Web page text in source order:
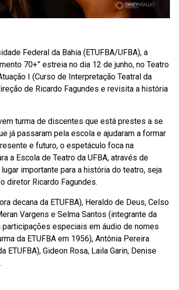
Federal da Bahia (ETUFBA/UFBA), a
70+” estreia no dia 12 de junho, no Teatro
I (Curso de Interpretação Teatral da
de Ricardo Fagundes e revisita a história
turma de discentes que está prestes a se
já passaram pela escola e ajudaram a formar
e futuro, o espetáculo foca na
a Escola de Teatro da UFBA, através de
importante para a história do teatro, seja
diretor Ricardo Fagundes.
decana da ETUFBA), Heraldo de Deus, Celso
Vargens e Selma Santos (integrante da
participações especiais em áudio de nomes
da ETUFBA em 1956), Antônia Pereira
Gideon Rosa, Laila Garin, Denise